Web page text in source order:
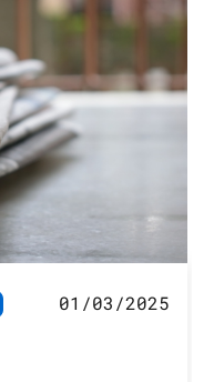
01/03/2025